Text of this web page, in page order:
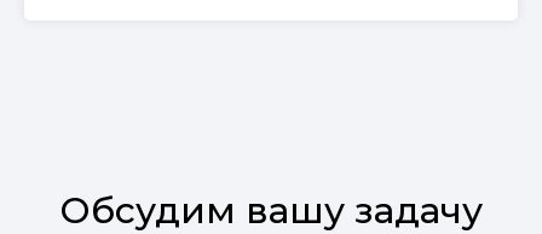
Обсудим вашу задачу